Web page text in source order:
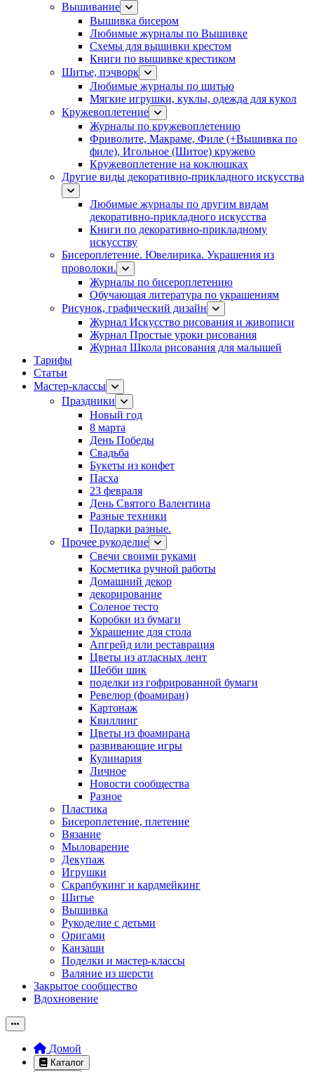
Вышивание
Вышивка бисером
Любимые журналы по Вышивке
Схемы для вышивки крестом
Книги по вышивке крестиком
Шитье, пэчворк
Любимые журналы по шитью
Мягкие игрушки, куклы, одежда для кукол
Кружевоплетение
Журналы по кружевоплетению
Фриволите, Макраме, Филе (+Вышивка по
филе), Игольное (Шитое) кружево
Кружевоплетение на коклюшках
Другие виды декоративно-прикладного искусства
Любимые журналы по другим видам
декоративно-прикладного искусства
Книги по декоративно-прикладному
искусству
Бисероплетение. Ювелирика. Украшения из
проволоки.
Журналы по бисероплетению
Обучающая литература по украшениям
Рисунок, графический дизайн
Журнал Искусство рисования и живописи
Журнал Простые уроки рисования
Журнал Школа рисования для малышей
Тарифы
Статьи
Мастер-классы
Праздники
Новый год
8 марта
День Победы
Свадьба
Букеты из конфет
Пасха
23 февраля
День Святого Валентина
Разные техники
Подарки разные.
Прочее рукоделие
Свечи своими руками
Косметика ручной работы
Домашний декор
декорирование
Соленое тесто
Коробки из бумаги
Украшение для стола
Апгрейд или реставрация
Цветы из атласных лент
Шебби шик
поделки из гофрированной бумаги
Ревелюр (фоамиран)
Картонаж
Квиллинг
Цветы из фоамирана
развивающие игры
Кулинария
Личное
Новости сообщества
Разное
Пластика
Бисероплетение, плетение
Вязание
Мыловарение
Декупаж
Игрушки
Скрапбукинг и кардмейкинг
Шитье
Вышивка
Рукоделие с детьми
Оригами
Канзаши
Поделки и мастер-классы
Валяние из шерсти
Закрытое сообщество
Вдохновение
Домой
Каталог